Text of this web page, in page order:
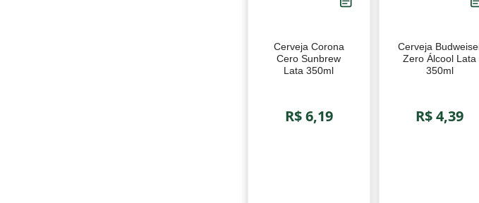
Cerveja Corona
Cero Sunbrew Lata
350ml
R$ 6,19
Cerveja Budweiser
Zero Álcool Lata
350ml
R$ 4,39